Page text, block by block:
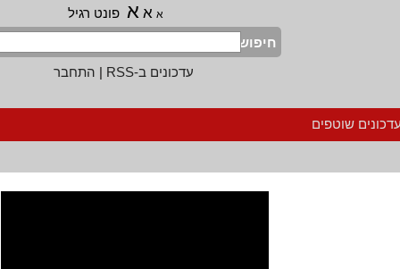
א א פונט רגיל
חיפוש
עדכונים ב-RSS
|התחבר
שוטפים